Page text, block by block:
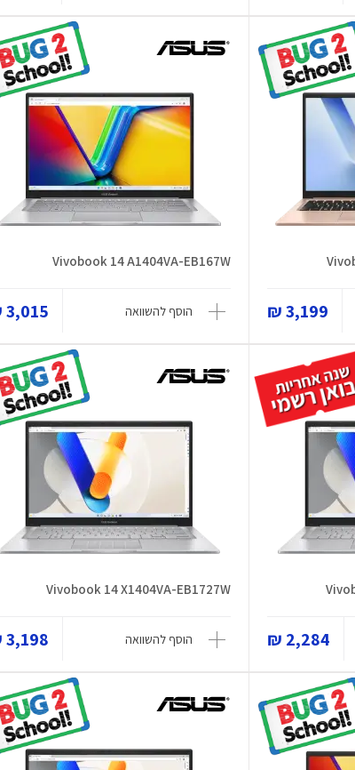
3,199 ₪
Vivobook 14 A1404VA-EB167W
הוסף להשוואה 3,015 ₪
2,284 ₪
Vivobook 14 X1404VA-EB1727W
הוסף להשוואה 3,198 ₪